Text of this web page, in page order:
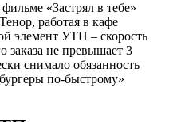
«Застрял в тебе»
работая в кафе
элемент УТП – скорость
заказа не превышает 3
снимало обязанность
по-быстрому»